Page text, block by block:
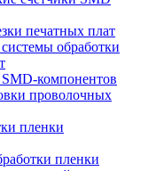
печатных плат
обработки
компонентов
проволочных
пленки
пленки